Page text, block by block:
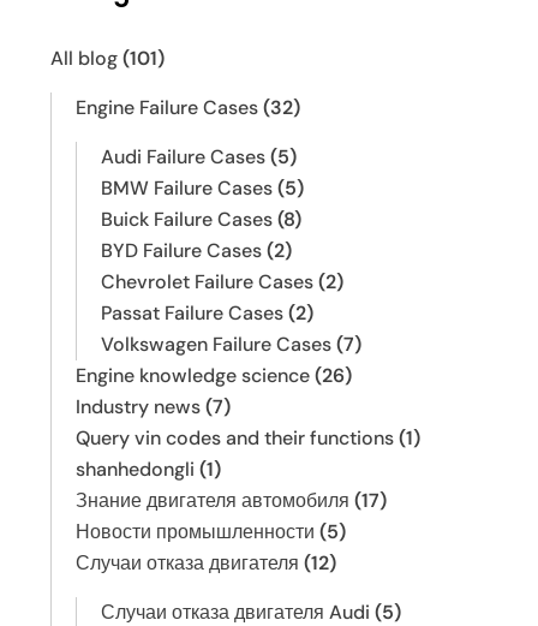
All blog(101)
Engine Failure Cases(32)
Audi Failure Cases(5)
BMW Failure Cases(5)
Buick Failure Cases(8)
BYD Failure Cases(2)
Chevrolet Failure Cases(2)
Passat Failure Cases(2)
Volkswagen Failure Cases(7)
Engine knowledge science(26)
Industry news(7)
Query vin codes and their functions(1)
shanhedongli (1)
Знание двигателя автомобиля (17)
Новости промышленности (5)
Случаи отказа двигателя (12)
Случаи отказа двигателя Audi (5)